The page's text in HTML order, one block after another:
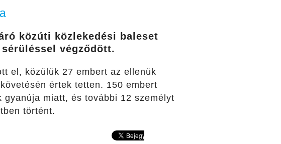
közúti közlekedési baleset
végződött.
el, közülük 27 embert az ellenük
értek tetten. 150 embert
miatt, és további 12 személyt
történt.